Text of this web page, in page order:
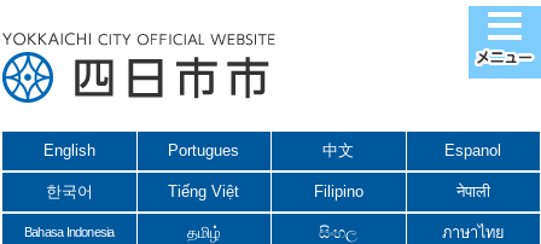
English Portugues 中文 Espanol
한국어 Tiếng Việt Filipino नेपाली
Bahasa Indonesia தமிழ் සිංහල ภาษาไทย